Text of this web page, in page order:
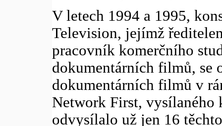
V letech 1994 a 1995,
Television, jejímž
pracovník komerčního
dokumentárních filmů, se
dokumentárních filmů v
Network First, vysílaného
odvysílalo už jen 16